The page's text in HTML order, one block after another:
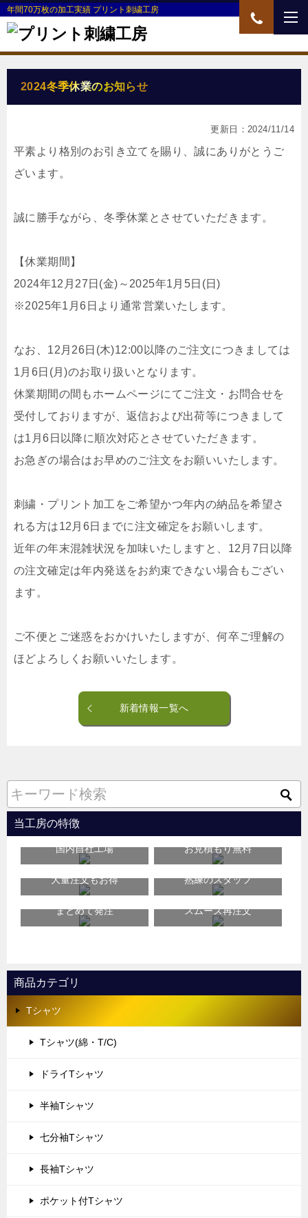
年間70万枚の加工実績 プリント刺繍工房
2024冬季休業のお知らせ
更新日：2024/11/14
平素より格別のお引き立てを賜り、誠にありがとうご
ざいます。
誠に勝手ながら、冬季休業とさせていただきます。
【休業期間】
2024年12月27日(金)～2025年1月5日(日)
※2025年1月6日より通常営業いたします。
なお、12月26日(木)12:00以降のご注文につきましては
1月6日(月)のお取り扱いとなります。
休業期間の間もホームページにてご注文・お問合せを
受付しておりますが、返信および出荷等につきまして
は1月6日以降に順次対応とさせていただきます。
お急ぎの場合はお早めのご注文をお願いいたします。
刺繍・プリント加工をご希望かつ年内の納品を希望さ
れる方は12月6日までに注文確定をお願いします。
近年の年末混雑状況を加味いたしますと、12月7日以降
の注文確定は年内発送をお約束できない場合もござい
ます。
ご不便とご迷惑をおかけいたしますが、何卒ご理解の
ほどよろしくお願いいたします。
新着情報一覧へ
当工房の特徴
国内自社工場 お見積もり無料
大量注文もお得 熟練のスタッフ
まとめて発注 スムーズ再注文
商品カテゴリ
Tシャツ
Tシャツ(綿・T/C)
ドライTシャツ
半袖Tシャツ
七分袖Tシャツ
長袖Tシャツ
ポケット付Tシャツ